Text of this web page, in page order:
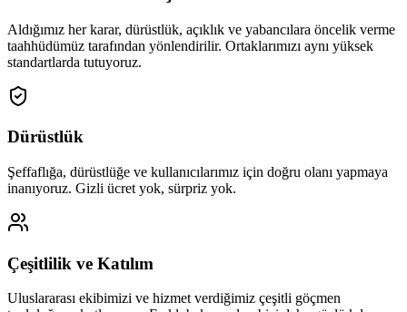
Aldığımız her karar, dürüstlük, açıklık ve yabancılara öncelik verme
taahhüdümüz tarafından yönlendirilir. Ortaklarımızı aynı yüksek
standartlarda tutuyoruz.
Dürüstlük
Şeffaflığa, dürüstlüğe ve kullanıcılarımız için doğru olanı yapmaya
inanıyoruz. Gizli ücret yok, sürpriz yok.
Çeşitlilik ve Katılım
Uluslararası ekibimizi ve hizmet verdiğimiz çeşitli göçmen